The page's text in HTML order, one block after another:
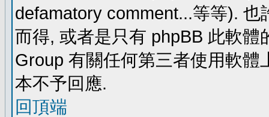
defamatory comment...等等).
而得, 或者是只有 phpBB 此軟
Group 有關任何第三者使用軟
本不予回應.
回頂端